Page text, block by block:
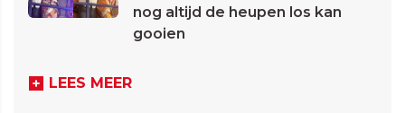
nog altijd de heupen los kan
gooien
LEES MEER